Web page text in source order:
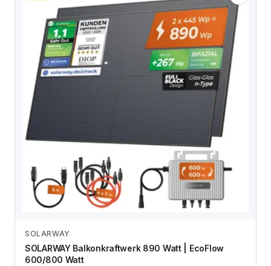
SOLARWAY
SOLARWAY Balkonkraftwerk 890 Watt | EcoFlow
600/800 Watt